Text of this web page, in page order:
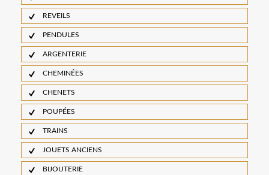
REVEILS
PENDULES
ARGENTERIE
CHEMINÉES
CHENETS
POUPÉES
TRAINS
JOUETS ANCIENS
BIJOUTERIE